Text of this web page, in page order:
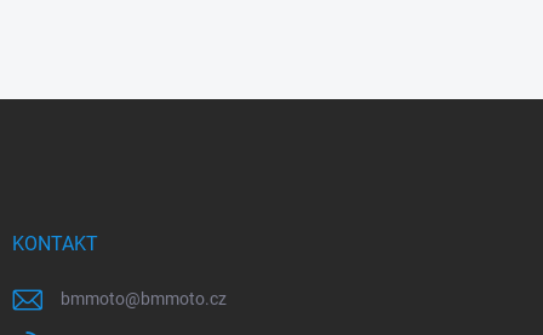
KONTAKT
bmmoto@bmmoto.cz